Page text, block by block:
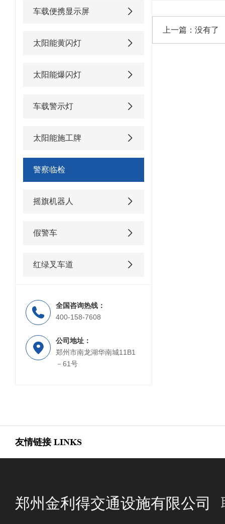
车载便携显示屏
太阳能黄闪灯
太阳能爆闪灯
车载警示灯
太阳能施工牌
警察临检
摇旗机器人
假警车
红绿叉车道
全国咨询热线：
400-158-7608
公司地址：
郑州市南龙湖华南城11B1
－61号
上一篇：没有了
友情链接 LINKS
郑州金利得交通设施有限公司